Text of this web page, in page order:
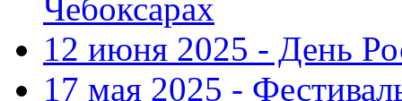
Чебоксарах
12 июня 2025 - День
17 мая 2025 -